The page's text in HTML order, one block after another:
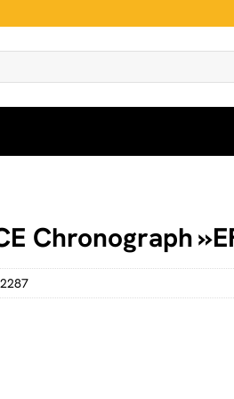
Chronograph